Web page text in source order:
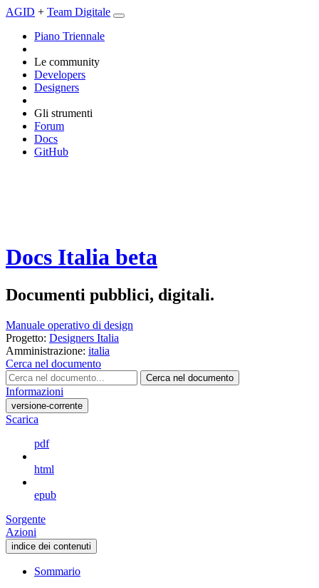
AGID + Team Digitale
Piano Triennale
Le community
Developers
Designers
Gli strumenti
Forum
Docs
GitHub
Docs Italia beta
Documenti pubblici, digitali.
Manuale operativo di design
Progetto: Designers Italia
Amministrazione: italia
Cerca nel documento
Cerca nel documento
Informazioni
versione-corrente
Scarica
pdf
html
epub
Sorgente
Azioni
indice dei contenuti
Sommario